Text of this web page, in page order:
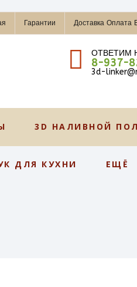
Гарантии Доставка Оплата
ОТВЕТИМ
8-937-
3d-
3D НАЛИВНОЙ ПОЛ
ДЛЯ КУХНИ ЕЩЁ